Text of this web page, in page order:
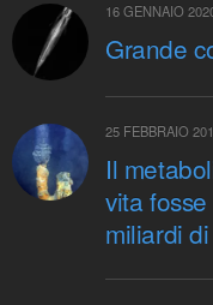
16 GENNAIO
Grande
25 FEBBRAIO
Il
vita
miliardi